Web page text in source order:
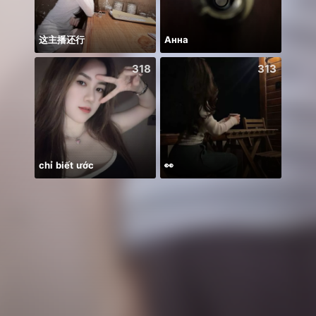
这主播还行 Анна
318
chỉ biết ước
313
👀